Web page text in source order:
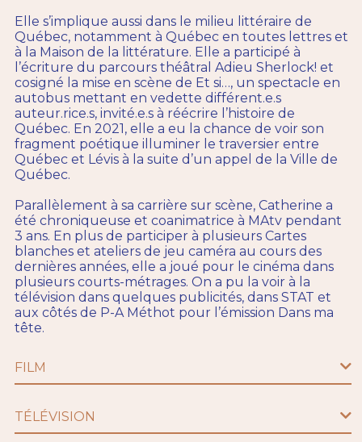
Elle s’implique aussi dans le milieu littéraire de
Québec, notamment à Québec en toutes lettres et
à la Maison de la littérature. Elle a participé à
l’écriture du parcours théâtral Adieu Sherlock! et
cosigné la mise en scène de Et si…, un spectacle en
autobus mettant en vedette différent.e.s
auteur.rice.s, invité.e.s à réécrire l’histoire de
Québec. En 2021, elle a eu la chance de voir son
fragment poétique illuminer le traversier entre
Québec et Lévis à la suite d’un appel de la Ville de
Québec.
Parallèlement à sa carrière sur scène, Catherine a
été chroniqueuse et coanimatrice à MAtv pendant
3 ans. En plus de participer à plusieurs Cartes
blanches et ateliers de jeu caméra au cours des
dernières années, elle a joué pour le cinéma dans
plusieurs courts-métrages. On a pu la voir à la
télévision dans quelques publicités, dans STAT et
aux côtés de P-A Méthot pour l’émission Dans ma
tête.
FILM
TÉLÉVISION